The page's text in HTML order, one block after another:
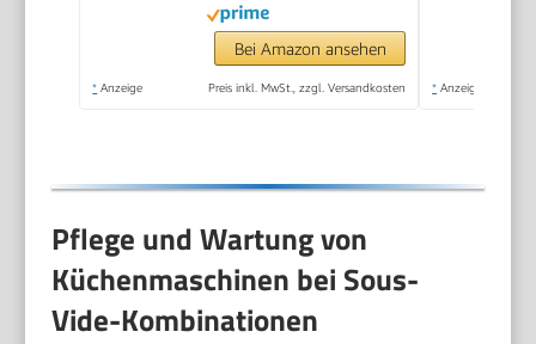
spülmaschinenfest,
Mixer 1,25 L,
Durchlaufschnitzler, 3
Bei Amazon ansehen
* Anzeige Preis inkl. MwSt., zzgl. Versandkosten * Anzeige
Pflege und Wartung von
Küchenmaschinen bei Sous-
Vide-Kombinationen